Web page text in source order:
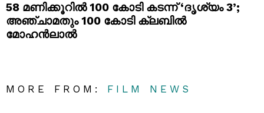
58 മണിക്കൂറിൽ 100 കോടി കടന്ന് ‘ദൃശ്യം 3’;
അഞ്ചാമതും 100 കോടി ക്ലബിൽ
മോഹൻലാൽ
MORE FROM: FILM NEWS